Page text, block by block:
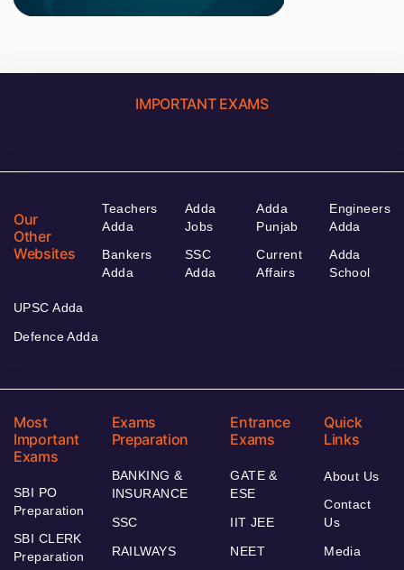
IMPORTANT EXAMS
Our
Other
Websites
Teachers
Adda
Bankers
Adda
Adda
Jobs
SSC
Adda
Adda
Punjab
Current
Affairs
Engineers
Adda
Adda
School
UPSC Adda
Defence Adda
Most
Important
Exams
SBI PO
Preparation
SBI CLERK
Preparation
Exams
Preparation
BANKING &
INSURANCE
SSC
RAILWAYS
Entrance
Exams
GATE &
ESE
IIT JEE
NEET
Quick
Links
About Us
Contact
Us
Media